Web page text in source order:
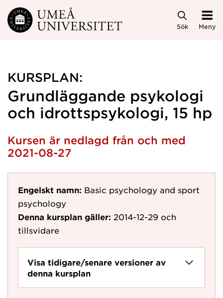
Hoppa direkt till innehållet
Sök Meny
KURSPLAN:
Grundläggande psykologi
och idrottspsykologi, 15 hp
Kursen är nedlagd från och med
2021-08-27
Engelskt namn: Basic psychology and sport
psychology
Denna kursplan gäller: 2014-12-29 och
tillsvidare
Visa tidigare/senare versioner av
denna kursplan